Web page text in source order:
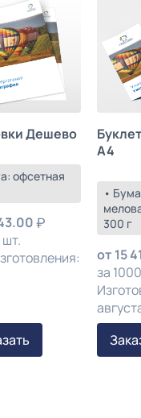
Дешево
офсетная
А4
•
300 г
от 15
за